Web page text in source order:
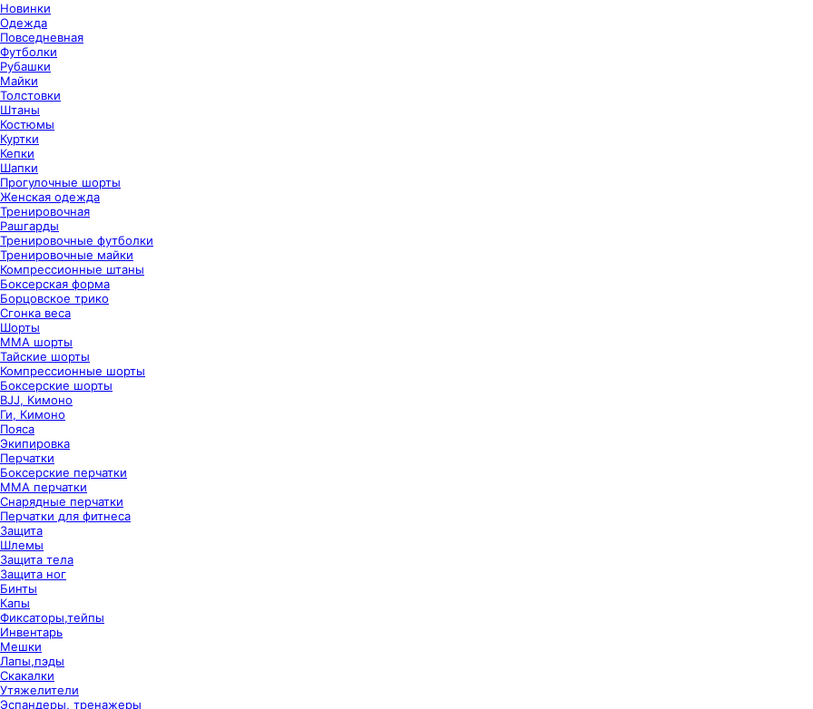
Новинки
Одежда
Повседневная
Футболки
Рубашки
Майки
Толстовки
Штаны
Костюмы
Куртки
Кепки
Шапки
Прогулочные шорты
Женская одежда
Тренировочная
Рашгарды
Тренировочные футболки
Тренировочные майки
Компрессионные штаны
Боксерская форма
Борцовское трико
Сгонка веса
Шорты
ММА шорты
Тайские шорты
Компрессионные шорты
Боксерские шорты
BJJ, Кимоно
Ги, Кимоно
Пояса
Экипировка
Перчатки
Боксерские перчатки
ММА перчатки
Снарядные перчатки
Перчатки для фитнеса
Защита
Шлемы
Защита тела
Защита ног
Бинты
Капы
Фиксаторы,тейпы
Инвентарь
Мешки
Лапы,пэды
Скакалки
Утяжелители
Эспандеры, тренажеры